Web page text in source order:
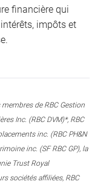
financière qui
impôts et
de RBC Gestion
Inc. (RBC DVM)*, RBC
inc. (RBC PH&N
inc. (SF RBC GP), la
Trust Royal
sociétés affiliées, RBC